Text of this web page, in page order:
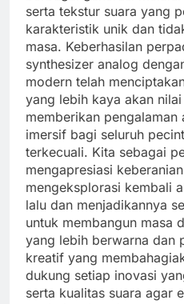
serta tekstur suara yang
karakteristik unik dan
masa. Keberhasilan
synthesizer analog
modern telah
yang lebih kaya akan
memberikan
imersif bagi seluruh
terkecuali. Kita sebagai
mengapresiasi
mengeksplorasi kembali
lalu dan menjadikannya
untuk membangun masa
yang lebih berwarna dan
kreatif yang
dukung setiap inovasi
serta kualitas suara agar